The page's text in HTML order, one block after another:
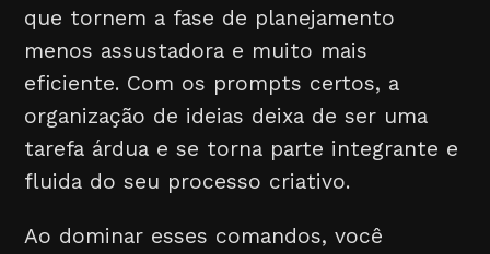
que tornem a fase de planejamento
menos assustadora e muito mais
eficiente. Com os prompts certos, a
organização de ideias deixa de ser uma
tarefa árdua e se torna parte integrante e
fluida do seu processo criativo.
Ao dominar esses comandos, você